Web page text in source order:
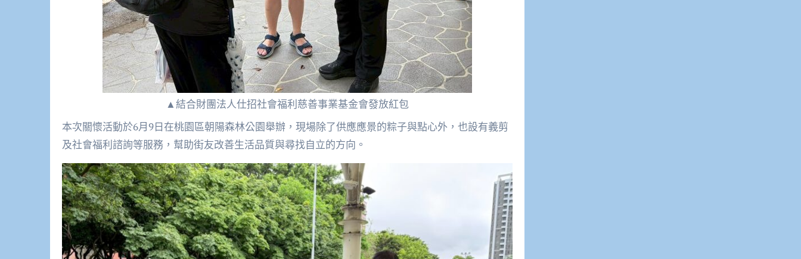
▲結合財團法人仕招社會福利慈善事業基金會發放紅包
本次關懷活動於6月9日在桃園區朝陽森林公園舉辦，現場除了供應應景的粽子與點心外，也設有義剪
及社會福利諮詢等服務，幫助街友改善生活品質與尋找自立的方向。